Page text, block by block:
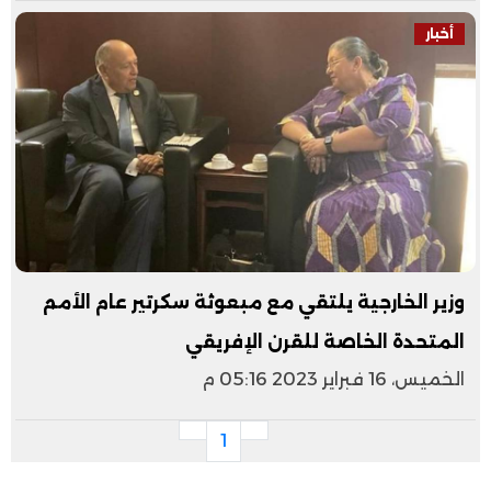
أخبار
وزير الخارجية يلتقي مع مبعوثة سكرتير عام الأمم
المتحدة الخاصة للقرن الإفريقي
الخميس، 16 فبراير 2023 05:16 م
1